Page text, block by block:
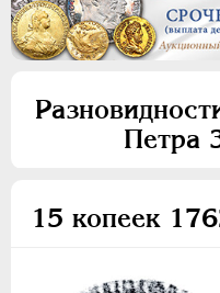
Петра
15 копеек
ПEТР I 1699 - 1725
ПЕТР II 1727-1729
АННА ИОАННОВНА
ПЕТР III 1762-1762